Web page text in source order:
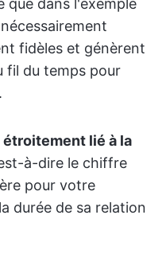
que dans l'exemple
fidèles et génèrent
fil du temps pour
étroitement lié à la
à-dire le chiffre
pour votre
durée de sa relation